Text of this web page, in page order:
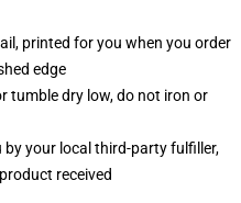
printed for you when you order
edge
tumble dry low, do not iron or
by your local third-party fulfiller,
received